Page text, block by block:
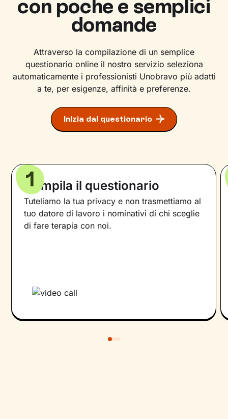
con poche e semplici
domande
Attraverso la compilazione di un semplice
questionario online il nostro servizio seleziona
automaticamente i professionisti Unobravo più adatti
a te, per esigenze, affinità e preferenze.
Inizia dal questionario
Compila il questionario
Tuteliamo la tua privacy e non trasmettiamo al
tuo datore di lavoro i nominativi di chi sceglie
di fare terapia con noi.
1